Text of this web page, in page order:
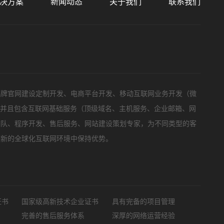
官网建设定制开发、电商平台开发、移动互联网业务开发（微
且包含互联网基础服务（顶级域名、主机服务、企业邮箱、网
、程序开发、售后服务、网站建设策划专家，为不同类型的客
的全球化互联网环境中保持优势。
国家级高新技术企业证书
具有完备的项目管理
完善的售后服务体系 深厚的网络运营经验